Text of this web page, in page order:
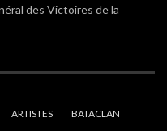
des Victoires de la
ARTISTES BATACLAN